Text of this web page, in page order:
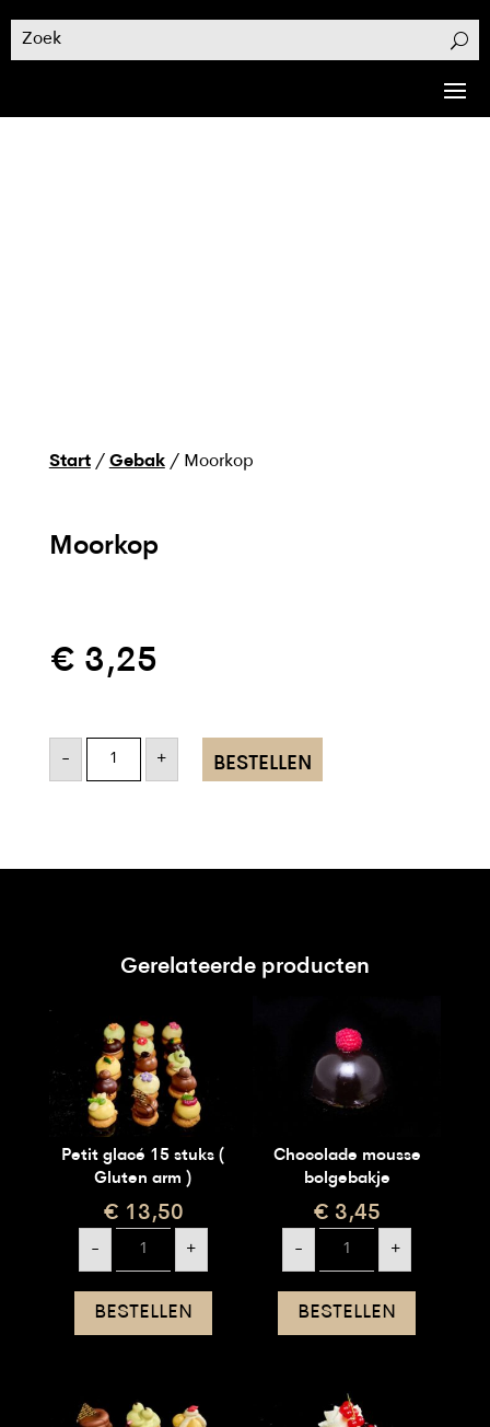
Start/ Gebak/ Moorkop
Moorkop
€ 3,25
-
Moorkop
aantal
+ BESTELLEN
Gerelateerde producten
Petit glacé 15 stuks (
Gluten arm )
€ 13,50
-
glacé
15
stuks
(
Gluten
arm
+
BESTELLEN
Chocolade mousse
bolgebakje
€ 3,45
-
mousse
bolgebakje
aantal
+
BESTELLEN